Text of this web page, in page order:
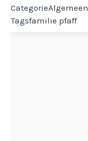
CategorieAlgemeen
Tagsfamilie pfaff